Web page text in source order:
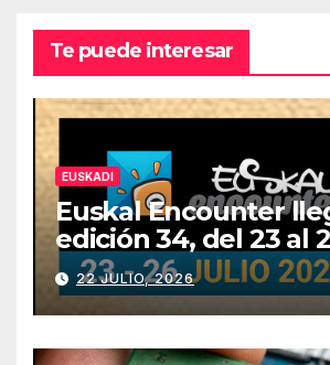
Te puede interesar
EUSKADI
Euskal Encounter
edición 34, del 23 al
julio
22 JULIO, 2026